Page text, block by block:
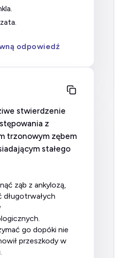
odpowiedź
stwierdzenie
z
trzonowym zębem
stałego
długotrwałych
przeszkody w